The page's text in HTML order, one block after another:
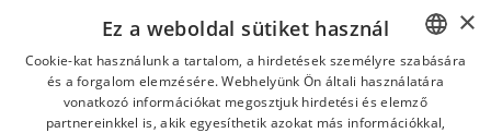
POLISH
BULGARIAN
×
Ez a weboldal sütiket használ
Cookie-kat használunk a tartalom, a hirdetések személyre szabására
és a forgalom elemzésére. Webhelyünk Ön általi használatára
vonatkozó információkat megosztjuk hirdetési és elemző
partnereinkkel is, akik egyesíthetik azokat más információkkal,